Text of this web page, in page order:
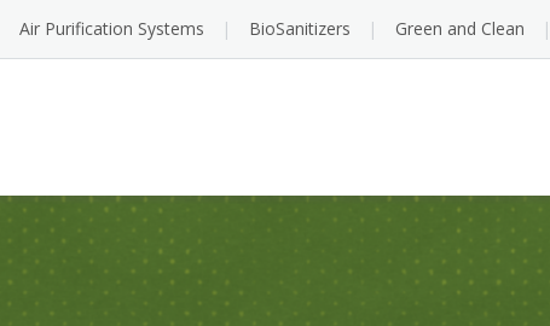
Air Purification Systems BioSanitizers Green and Clean